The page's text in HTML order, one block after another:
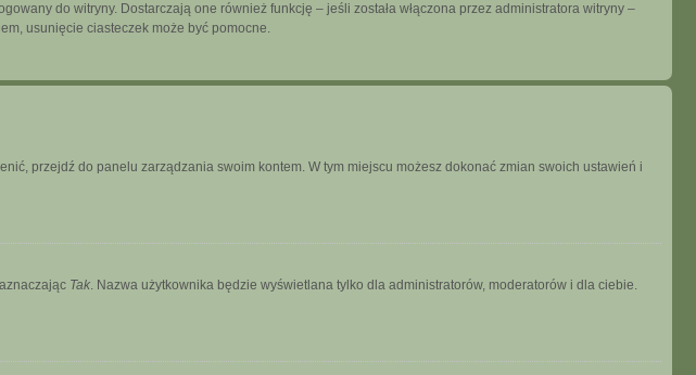
do witryny. Dostarczają one również funkcję – jeśli została włączona przez administratora witryny –
usunięcie ciasteczek może być pomocne.
przejdź do panelu zarządzania swoim kontem. W tym miejscu możesz dokonać zmian swoich ustawień i
Tak. Nazwa użytkownika będzie wyświetlana tylko dla administratorów, moderatorów i dla ciebie.